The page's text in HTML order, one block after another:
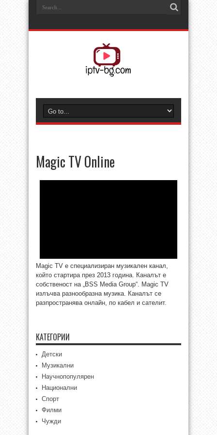
Magic TV Online
Magic TV е специализиран музикален канал,
който стартира през 2013 година. Каналът е
собственост на „BSS Media Group“. Magic TV
излъчва разнообразна музика. Каналът се
разпространява онлайн, по кабел и сателит.
КАТЕГОРИИ
Детски
Музикални
Научнопопулярен
Национални
Спорт
Филми
Чужди